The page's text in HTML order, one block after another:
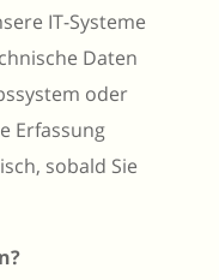
IT-Systeme
Daten
oder
Erfassung
sobald Sie